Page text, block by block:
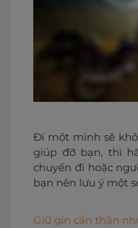
Đi một mình sẽ
giúp đỡ bạn, thì
chuyến đi hoặc
bạn nên lưu ý một
Giữ gìn cẩn thận